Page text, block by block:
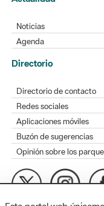
Noticias
Agenda
Directorio
Directorio de contacto
Redes sociales
Aplicaciones móviles
Buzón de sugerencias
Opinión sobre los